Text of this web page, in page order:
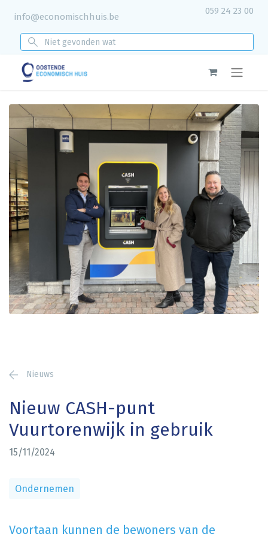
info@economischhuis.be
059 24 23 00
Nieuws
Nieuw CASH-punt
Vuurtorenwijk in gebruik
15/11/2024
Ondernemen
Voortaan kunnen de bewoners van de